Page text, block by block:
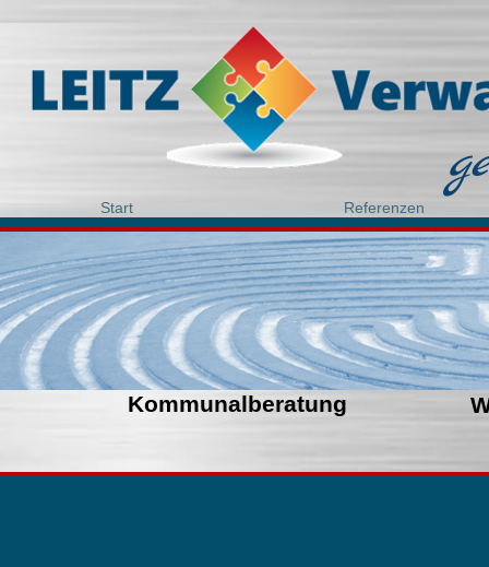
Start Referenzen
Kommunalberatung